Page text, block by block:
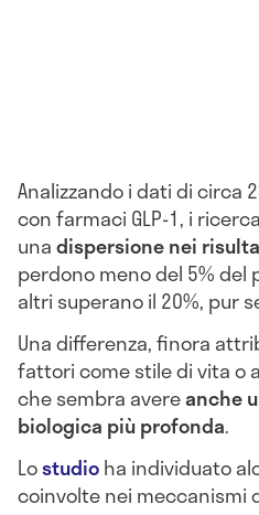
Analizzando i dati di circa
con farmaci GLP-1, i
unadispersione nei
perdono meno del 5%
altri superano il 20%, pur
Una differenza, finora
fattori come stile di vita o
che sembra avereanche
biologica più profonda.
Lostudioha individuato
coinvolte nei meccanismi